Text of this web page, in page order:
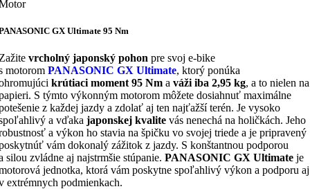
GX Ultimate 95 Nm
vrcholný japonský pohon pre svoj e-bike
motorom PANASONIC GX Ultimate, ktorý ponúka
krútiaci moment 95 Nm a váži iba 2,95 kg, a to nielen na
S týmto výkonným motorom môžete dosiahnuť maximálne
z každej jazdy a zdolať aj ten najťažší terén. Je vysoko
a vďaka japonskej kvalite vás nenechá na holičkách. Jeho
a výkon ho stavia na špičku vo svojej triede a je pripravený
vám dokonalý zážitok z jazdy. S konštantnou podporou
silou zvládne aj najstrmšie stúpanie. PANASONIC GX Ultimate je
jednotka, ktorá vám poskytne spoľahlivý výkon a podporu aj
extrémnych podmienkach.